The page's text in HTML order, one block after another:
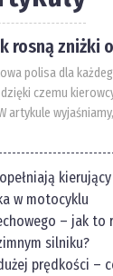
rosną zniżki
polisa dla
dzięki czemu
artykule
w motocyklu
– jak to
silniku?
prędkości –